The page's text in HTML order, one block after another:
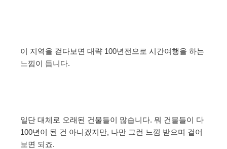
이 지역을 걷다보면 대략 100년전으로 시간여행을 하는
느낌이 듭니다.
일단 대체로 오래된 건물들이 많습니다. 뭐 건물들이 다
100년이 된 건 아니겠지만, 나만 그런 느낌 받으며 걸어
보면 되죠.